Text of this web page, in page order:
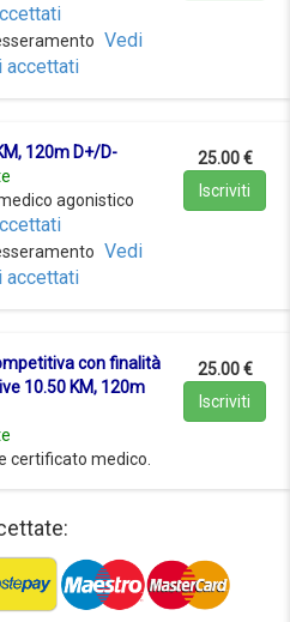
Vedi
accettati
120m D+/D-
agonistico
Vedi
accettati
25.00 €
Iscriviti
con finalità
10.50 KM, 120m
certificato medico.
25.00 €
Iscriviti